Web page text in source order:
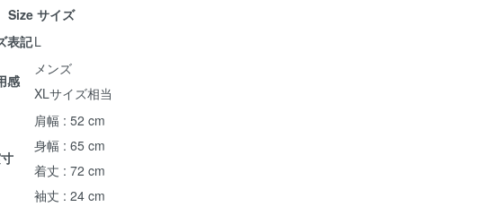
Size サイズ
表記L
感
メンズ
XLサイズ相当
肩幅 : 52 cm
身幅 : 65 cm
着丈 : 72 cm
袖丈 : 24 cm